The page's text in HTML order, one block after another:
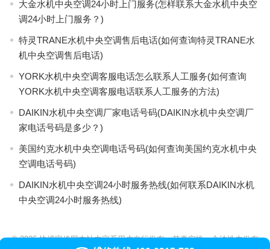
大金水机中央空调24小时上门服务(怎样联系大金水机中央空
调24小时上门服务？)
特灵TRANE水机中央空调售后电话(如何查询特灵TRANE水
机中央空调售后电话)
YORK水机中央空调客服电话怎么联系人工服务(如何查询
YORK水机中央空调客服电话联系人工服务的方法)
DAIKIN水机中央空调厂家电话号码(DAIKIN水机中央空调厂
家电话号码是多少？)
美国约克水机中央空调电话号码(如何查询美国约克水机中央
空调电话号码)
DAIKIN水机中央空调24小时服务热线(如何联系DAIKIN水机
中央空调24小时服务热线)
© 2026快维家修网本站内容系用户自行发布，其真实性、合法性由发布